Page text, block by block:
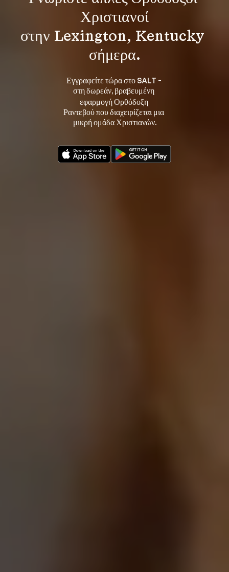
Χριστιανοί
στην Lexington, Kentucky
σήμερα.
Εγγραφείτε τώρα στο SALT -
στη δωρεάν, βραβευμένη
εφαρμογή Ορθόδοξη
Ραντεβού που διαχειρίζεται μια
μικρή ομάδα Χριστιανών.